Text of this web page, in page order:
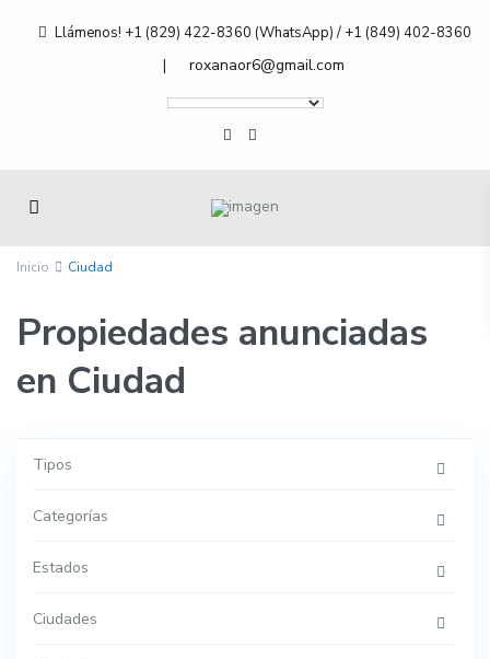
Llámenos! +1 (829) 422-8360 (WhatsApp) / +1 (849) 402-8360
|
roxanaor6@gmail.com
Inicio Ciudad
Propiedades anunciadas
en Ciudad
Tipos
Categorías
Estados
Ciudades